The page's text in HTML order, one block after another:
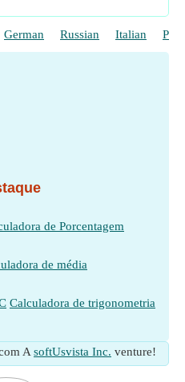
German Russian Italian
de Porcentagem
de média
Calculadora de trigonometria
A softUsvista Inc. venture!